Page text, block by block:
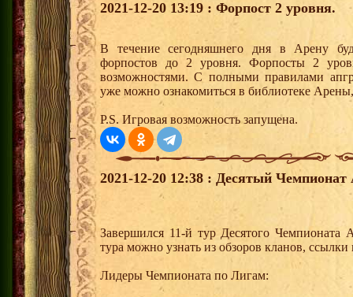
2021-12-20 13:19 : Форпост 2 уровня.
В течение сегодняшнего дня в Арену
форпостов до 2 уровня. Форпосты 2
возможностями. С полными правилами
уже можно ознакомиться в библиотеке
P.S. Игровая возможность запущена.
2021-12-20 12:38 : Десятый
Завершился 11-й тур Десятого
тура можно узнать из обзоров кланов,
Лидеры Чемпионата по Лигам: